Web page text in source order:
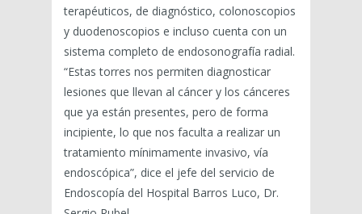
terapéuticos, de diagnóstico, colonoscopios
y duodenoscopios e incluso cuenta con un
sistema completo de endosonografía radial.
“Estas torres nos permiten diagnosticar
lesiones que llevan al cáncer y los cánceres
que ya están presentes, pero de forma
incipiente, lo que nos faculta a realizar un
tratamiento mínimamente invasivo, vía
endoscópica”, dice el jefe del servicio de
Endoscopía del Hospital Barros Luco, Dr.